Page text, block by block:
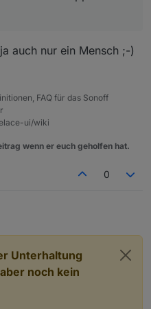
auch nur ein Mensch ;-)
FAQ für das Sonoff
ui/wiki
wenn er euch geholfen hat.
0
Unterhaltung
noch kein